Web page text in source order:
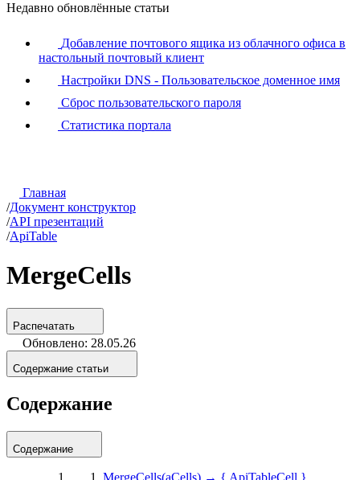
Недавно обновлённые статьи
Добавление почтового ящика из облачного офиса в
настольный почтовый клиент
Настройки DNS - Пользовательское доменное имя
Сброс пользовательского пароля
Статистика портала
Главная
/Документ конструктор
/API презентаций
/ApiTable
MergeCells
Распечатать
Обновлено: 28.05.26
Содержание статьи
Содержание
Содержание
MergeCells(aCells) → { ApiTableCell }